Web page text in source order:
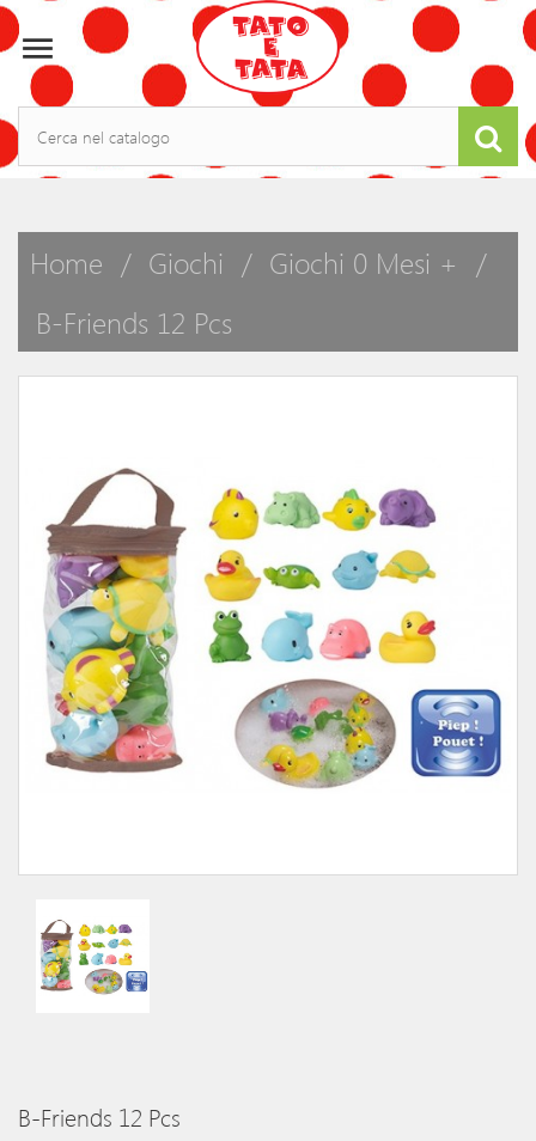

Home Giochi
Giochi 0 Mesi +
B-Friends 12 Pcs
B-Friends 12 Pcs